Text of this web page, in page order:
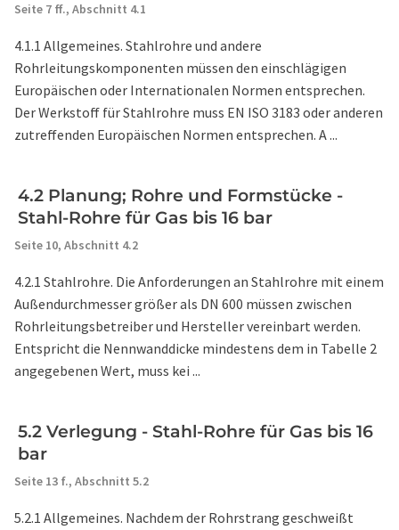
Seite 7 ff., Abschnitt 4.1
4.1.1 Allgemeines. Stahlrohre und andere
Rohrleitungskomponenten müssen den einschlägigen
Europäischen oder Internationalen Normen entsprechen.
Der Werkstoff für Stahlrohre muss EN ISO 3183 oder anderen
zutreffenden Europäischen Normen entsprechen. A ...
4.2 Planung; Rohre und Formstücke -
Stahl-Rohre für Gas bis 16 bar
Seite 10, Abschnitt 4.2
4.2.1 Stahlrohre. Die Anforderungen an Stahlrohre mit einem
Außendurchmesser größer als DN 600 müssen zwischen
Rohrleitungsbetreiber und Hersteller vereinbart werden.
Entspricht die Nennwanddicke mindestens dem in Tabelle 2
angegebenen Wert, muss kei ...
5.2 Verlegung - Stahl-Rohre für Gas bis 16
bar
Seite 13 f., Abschnitt 5.2
5.2.1 Allgemeines. Nachdem der Rohrstrang geschweißt